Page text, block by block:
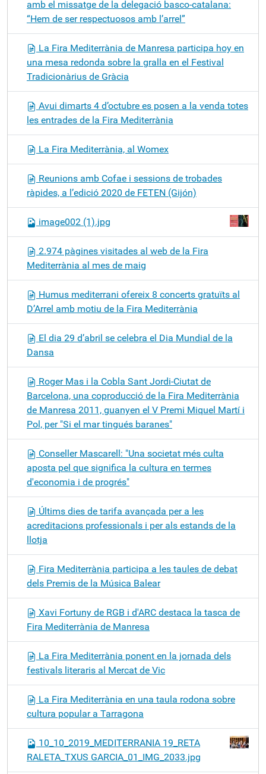
amb el missatge de la delegació basco-catalana:
“Hem de ser respectuosos amb l’arrel”
La Fira Mediterrània de Manresa participa hoy en
una mesa redonda sobre la gralla en el Festival
Tradicionàrius de Gràcia
Avui dimarts 4 d’octubre es posen a la venda totes
les entrades de la Fira Mediterrània
La Fira Mediterrània, al Womex
Reunions amb Cofae i sessions de trobades
ràpides, a l’edició 2020 de FETEN (Gijón)
image002 (1).jpg
2.974 pàgines visitades al web de la Fira
Mediterrània al mes de maig
Humus mediterrani ofereix 8 concerts gratuïts al
D’Arrel amb motiu de la Fira Mediterrània
El dia 29 d’abril se celebra el Dia Mundial de la
Dansa
Roger Mas i la Cobla Sant Jordi-Ciutat de
Barcelona, una coproducció de la Fira Mediterrània
de Manresa 2011, guanyen el V Premi Miquel Martí i
Pol, per "Si el mar tingués baranes"
Conseller Mascarell: "Una societat més culta
aposta pel que significa la cultura en termes
d'economia i de progrés"
Últims dies de tarifa avançada per a les
acreditacions professionals i per als estands de la
llotja
Fira Mediterrània participa a les taules de debat
dels Premis de la Música Balear
Xavi Fortuny de RGB i d'ARC destaca la tasca de
Fira Mediterrània de Manresa
La Fira Mediterrània ponent en la jornada dels
festivals literaris al Mercat de Vic
La Fira Mediterrània en una taula rodona sobre
cultura popular a Tarragona
10_10_2019_MEDITERRANIA 19_RETA
RALETA_TXUS GARCIA_01_IMG_2033.jpg